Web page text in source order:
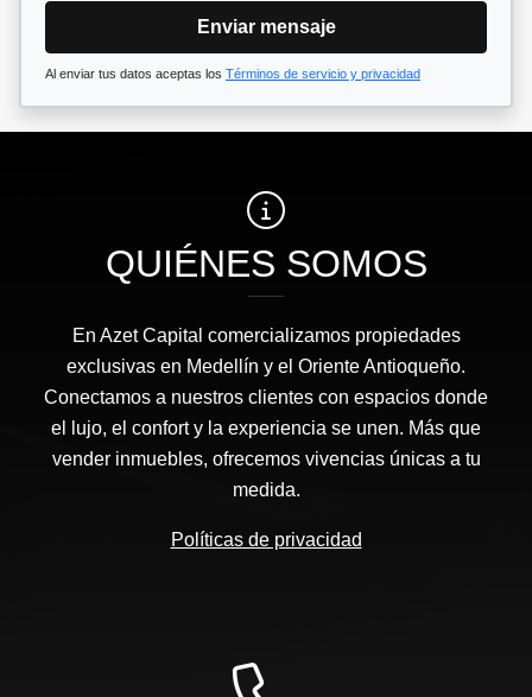
Enviar mensaje
Al enviar tus datos aceptas los Términos de servicio y privacidad
QUIÉNES SOMOS
En Azet Capital comercializamos propiedades
exclusivas en Medellín y el Oriente Antioqueño.
Conectamos a nuestros clientes con espacios donde
el lujo, el confort y la experiencia se unen. Más que
vender inmuebles, ofrecemos vivencias únicas a tu
medida.
Políticas de privacidad